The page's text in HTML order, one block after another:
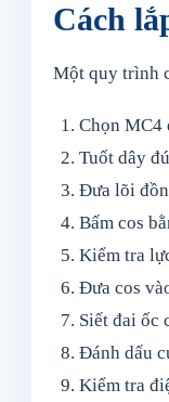
Cách
Một quy trình
Chọn MC4
Tuốt dây
Đưa lõi
Bấm cos
Kiểm tra
Đưa cos
Siết đai ốc
Đánh dấu
Kiểm tra